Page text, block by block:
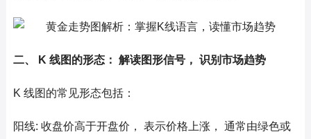
二、 K 线图的形态： 解读图形信号， 识别市场趋势
K 线图的常见形态包括：
阳线: 收盘价高于开盘价， 表示价格上涨， 通常由绿色或